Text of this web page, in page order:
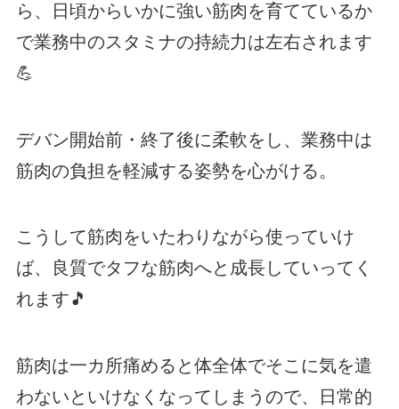
ら、日頃からいかに強い筋肉を育てているか
で業務中のスタミナの持続力は左右されます
💪
デバン開始前・終了後に柔軟をし、業務中は
筋肉の負担を軽減する姿勢を心がける。
こうして筋肉をいたわりながら使っていけ
ば、良質でタフな筋肉へと成長していってく
れます🎵
筋肉は一カ所痛めると体全体でそこに気を遣
わないといけなくなってしまうので、日常的